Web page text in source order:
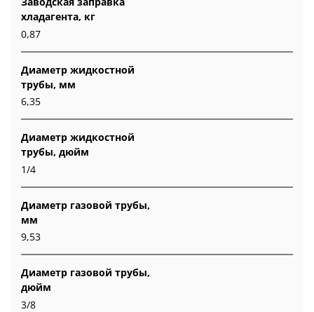
хладагента, кг
0,87
Диаметр жидкостной
трубы, мм
6,35
Диаметр жидкостной
трубы, дюйм
1/4
Диаметр газовой трубы,
мм
9,53
Диаметр газовой трубы,
дюйм
3/8